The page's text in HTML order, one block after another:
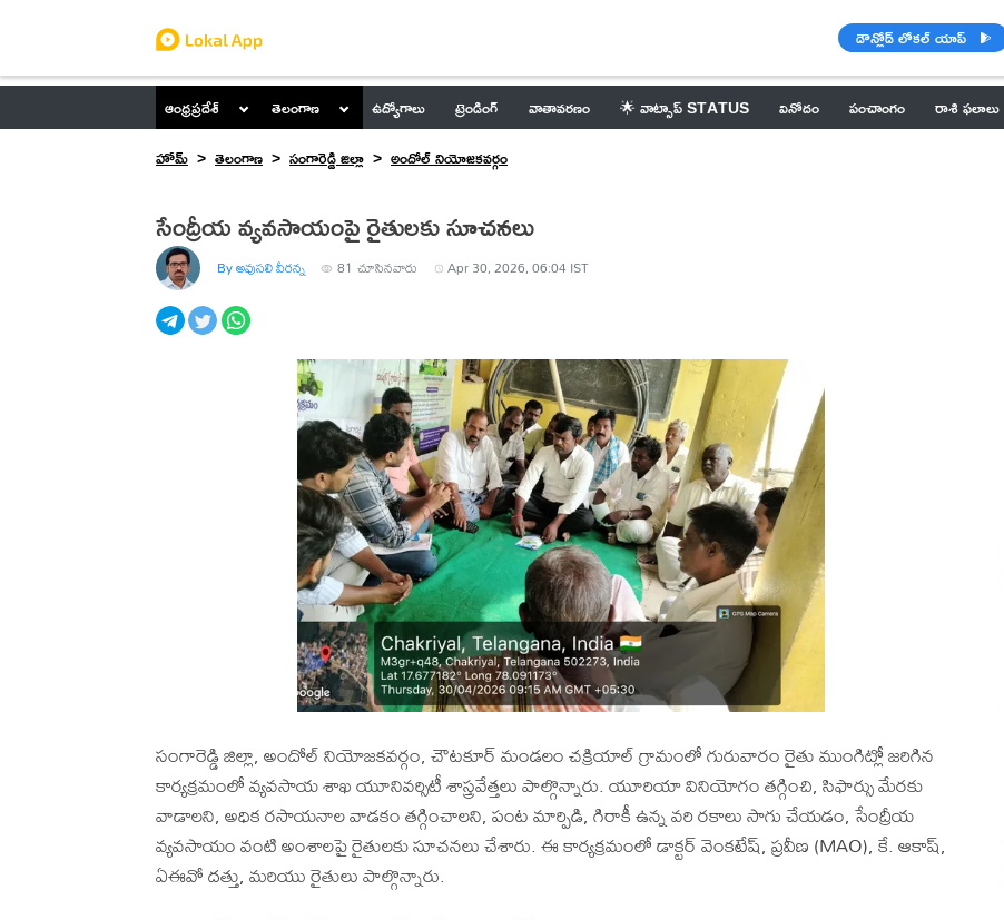
డౌన్లోడ్ లోకల్ యాప్
ఆంధ్రప్రదేశ్ తెలంగాణ ఉద్యోగాలు ట్రెండింగ్ వాతావరణం 🌟 వాట్సాప్ STATUS వినోదం పంచాంగం రాశి ఫలాలు
హోమ్
తెలంగాణ సంగారెడ్డి జిల్లా అందోల్ నియోజకవర్గం
సేంద్రీయ వ్యవసాయంపై రైతులకు సూచనలు
By అవుసలి వీరన్న 81 చూసినవారు Apr 30, 2026, 06:04 IST
సంగారెడ్డి జిల్లా, అందోల్ నియోజకవర్గం, చౌటకూర్ మండలం చక్రియాల్ గ్రామంలో గురువారం రైతు ముంగిట్లో జరిగిన
కార్యక్రమంలో వ్యవసాయ శాఖ యూనివర్సిటీ శాస్త్రవేత్తలు పాల్గొన్నారు. యూరియా వినియోగం తగ్గించి, సిఫార్సు మేరకు
వాడాలని, అధిక రసాయనాల వాడకం తగ్గించాలని, పంట మార్పిడి, గిరాకీ ఉన్న వరి రకాలు సాగు చేయడం, సేంద్రీయ
వ్యవసాయం వంటి అంశాలపై రైతులకు సూచనలు చేశారు. ఈ కార్యక్రమంలో డాక్టర్ వెంకటేష్, ప్రవీణ (MAO), కే. ఆకాష్,
ఏఈవో దత్తు, మరియు రైతులు పాల్గొన్నారు.